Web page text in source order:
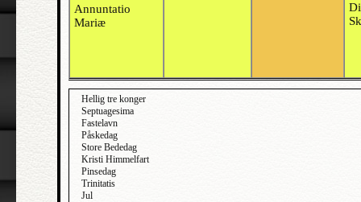
Annuntatio
Mariæ
Hellig tre konger
Septuagesima
Fastelavn
Påskedag
Store Bededag
Kristi Himmelfart
Pinsedag
Trinitatis
Jul